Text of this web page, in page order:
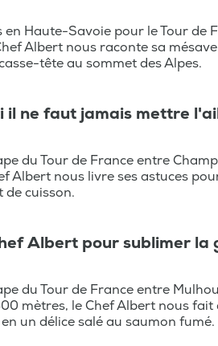
Haute-Savoie pour le Tour de
Albert nous raconte sa
tête au sommet des Alpes.
il ne faut jamais mettre
du Tour de France entre
Albert nous livre ses astuces
de cuisson.
Albert pour sublimer la
du Tour de France entre
mètres, le Chef Albert nous
un délice salé au saumon fumé.